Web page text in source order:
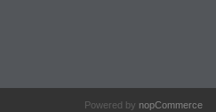
Powered by nopCommerce